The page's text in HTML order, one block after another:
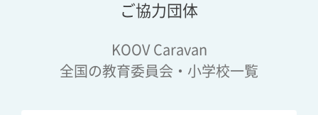
ご協力団体
KOOV Caravan
全国の教育委員会・小学校一覧